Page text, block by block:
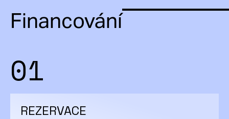
Financování
01
REZERVACE